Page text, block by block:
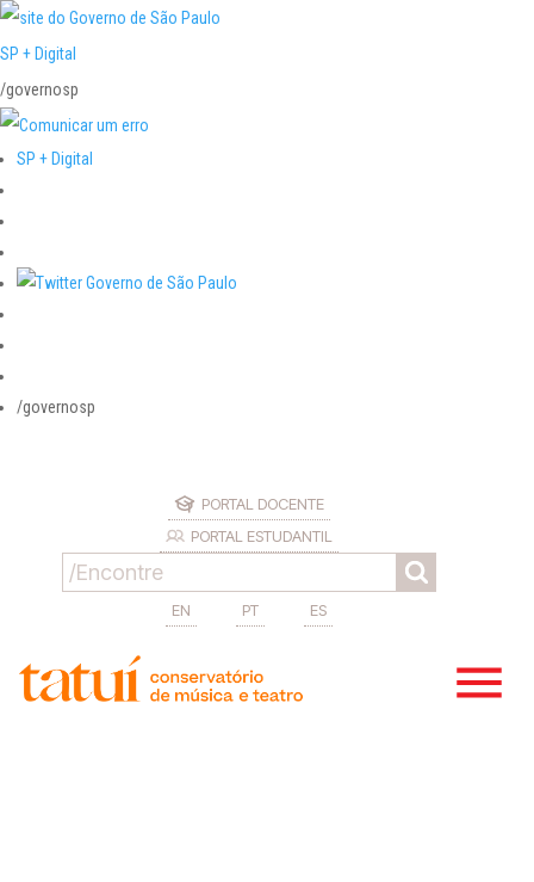
SP + Digital
/governosp
SP + Digital
/governosp
PORTAL DOCENTE
PORTAL ESTUDANTIL
EN PT ES